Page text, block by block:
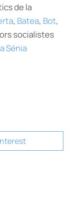
de la
, Batea, Bot,
socialistes
Sénia